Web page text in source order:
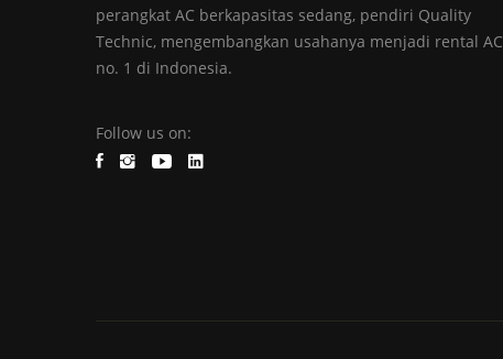
perangkat AC berkapasitas sedang, pendiri Quality
Technic, mengembangkan usahanya menjadi rental AC
no. 1 di Indonesia.
Follow us on: